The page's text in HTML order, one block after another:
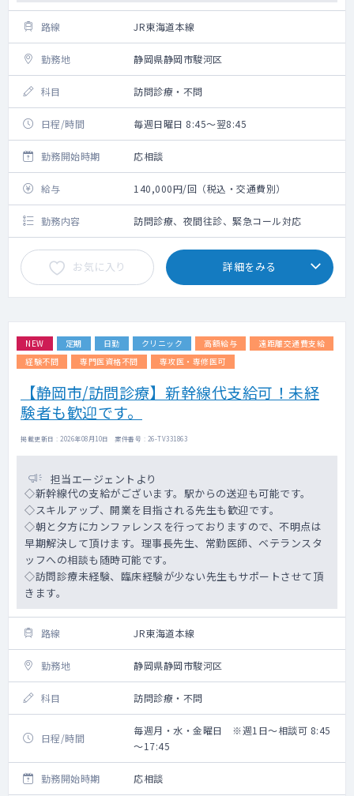
路線 JR東海道本線
勤務地 静岡県静岡市駿河区
科目 訪問診療・不問
日程/時間 毎週日曜日 8:45～翌8:45
勤務開始時期 応相談
給与 140,000円/回（税込・交通費別）
勤務内容 訪問診療、夜間往診、緊急コール対応
お気に入り 詳細をみる
NEW 定期 日勤 クリニック 高額給与
遠距離交通費支給
経験不問
専門医資格不問 専攻医・専修医可
【静岡市/訪問診療】新幹線代支給可！未経
験者も歓迎です。
掲載更新日 : 2026年08月10日 案件番号 : 26-TV331863
担当エージェントより
◇新幹線代の支給がございます。駅からの送迎も可能です。
◇スキルアップ、開業を目指される先生も歓迎です。
◇朝と夕方にカンファレンスを行っておりますので、不明点は
早期解決して頂けます。理事長先生、常勤医師、ベテランスタ
ッフへの相談も随時可能です。
◇訪問診療未経験、臨床経験が少ない先生もサポートさせて頂
きます。
路線 JR東海道本線
勤務地 静岡県静岡市駿河区
科目 訪問診療・不問
日程/時間
毎週月・水・金曜日 ※週1日～相談可 8:45
～17:45
勤務開始時期 応相談